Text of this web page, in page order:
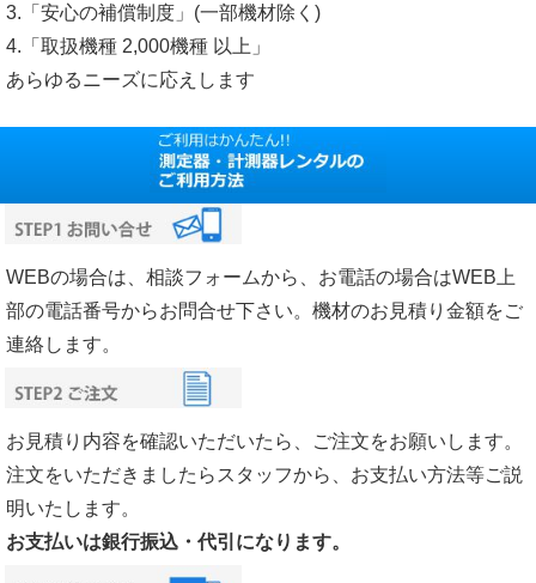
3.「安心の補償制度」(一部機材除く)
4.「取扱機種 2,000機種 以上」
あらゆるニーズに応えします
WEBの場合は、相談フォームから、お電話の場合はWEB上
部の電話番号からお問合せ下さい。機材のお見積り金額をご
連絡します。
お見積り内容を確認いただいたら、ご注文をお願いします。
注文をいただきましたらスタッフから、お支払い方法等ご説
明いたします。
お支払いは銀行振込・代引になります。